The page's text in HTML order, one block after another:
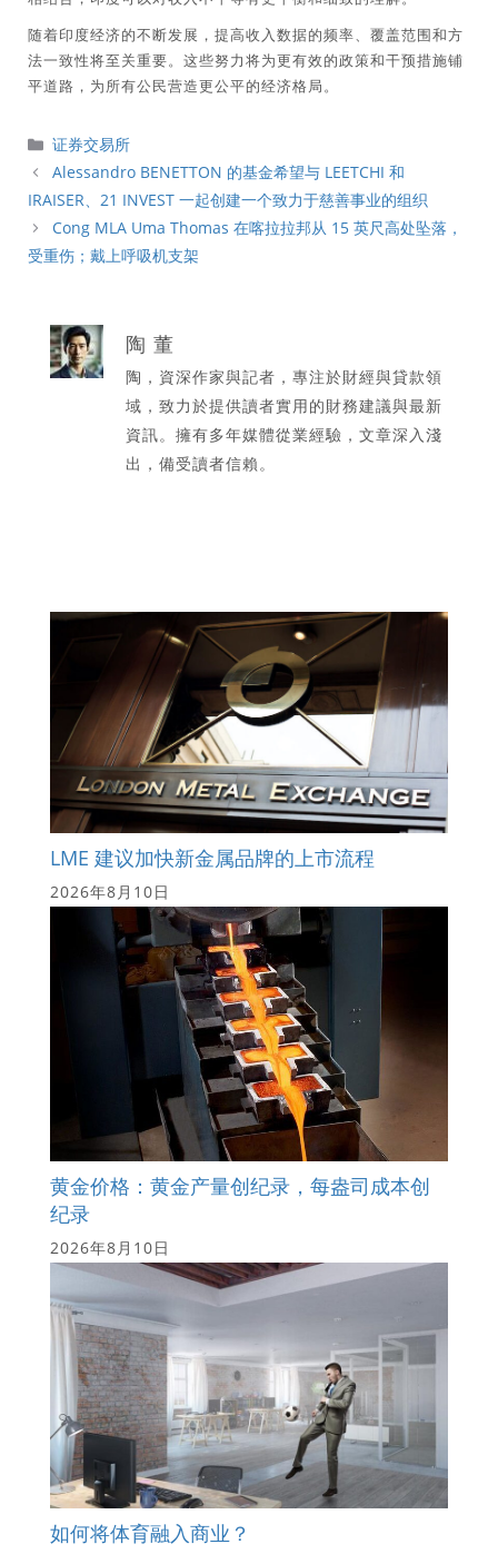
随着印度经济的不断发展，提高收入数据的频率、覆盖范围和方
法一致性将至关重要。这些努力将为更有效的政策和干预措施铺
平道路，为所有公民营造更公平的经济格局。
分
類
证券交易所
Alessandro BENETTON 的基金希望与 LEETCHI 和
IRAISER、21 INVEST 一起创建一个致力于慈善事业的组织
Cong MLA Uma Thomas 在喀拉拉邦从 15 英尺高处坠落，
受重伤；戴上呼吸机支架
陶 董
陶，資深作家與記者，專注於財經與貸款領
域，致力於提供讀者實用的財務建議與最新
資訊。擁有多年媒體從業經驗，文章深入淺
出，備受讀者信賴。
LME 建议加快新金属品牌的上市流程
2026年8月10日
黄金价格：黄金产量创纪录，每盎司成本创
纪录
2026年8月10日
如何将体育融入商业？